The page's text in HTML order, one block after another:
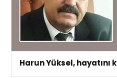
Harun Yüksel, hayatını